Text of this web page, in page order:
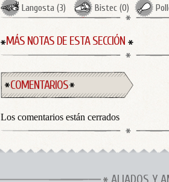
Langosta (3) Bistec (0)
MÁS NOTAS DE ESTA SECCIÓN
COMENTARIOS
Los comentarios están cerrados